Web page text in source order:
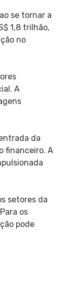
se tornar a
1,8 trilhão,
no
A
da
financeiro. A
setores da
os
pode